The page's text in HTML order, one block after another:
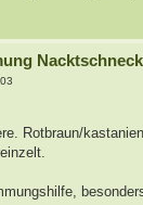
Rotbraun/